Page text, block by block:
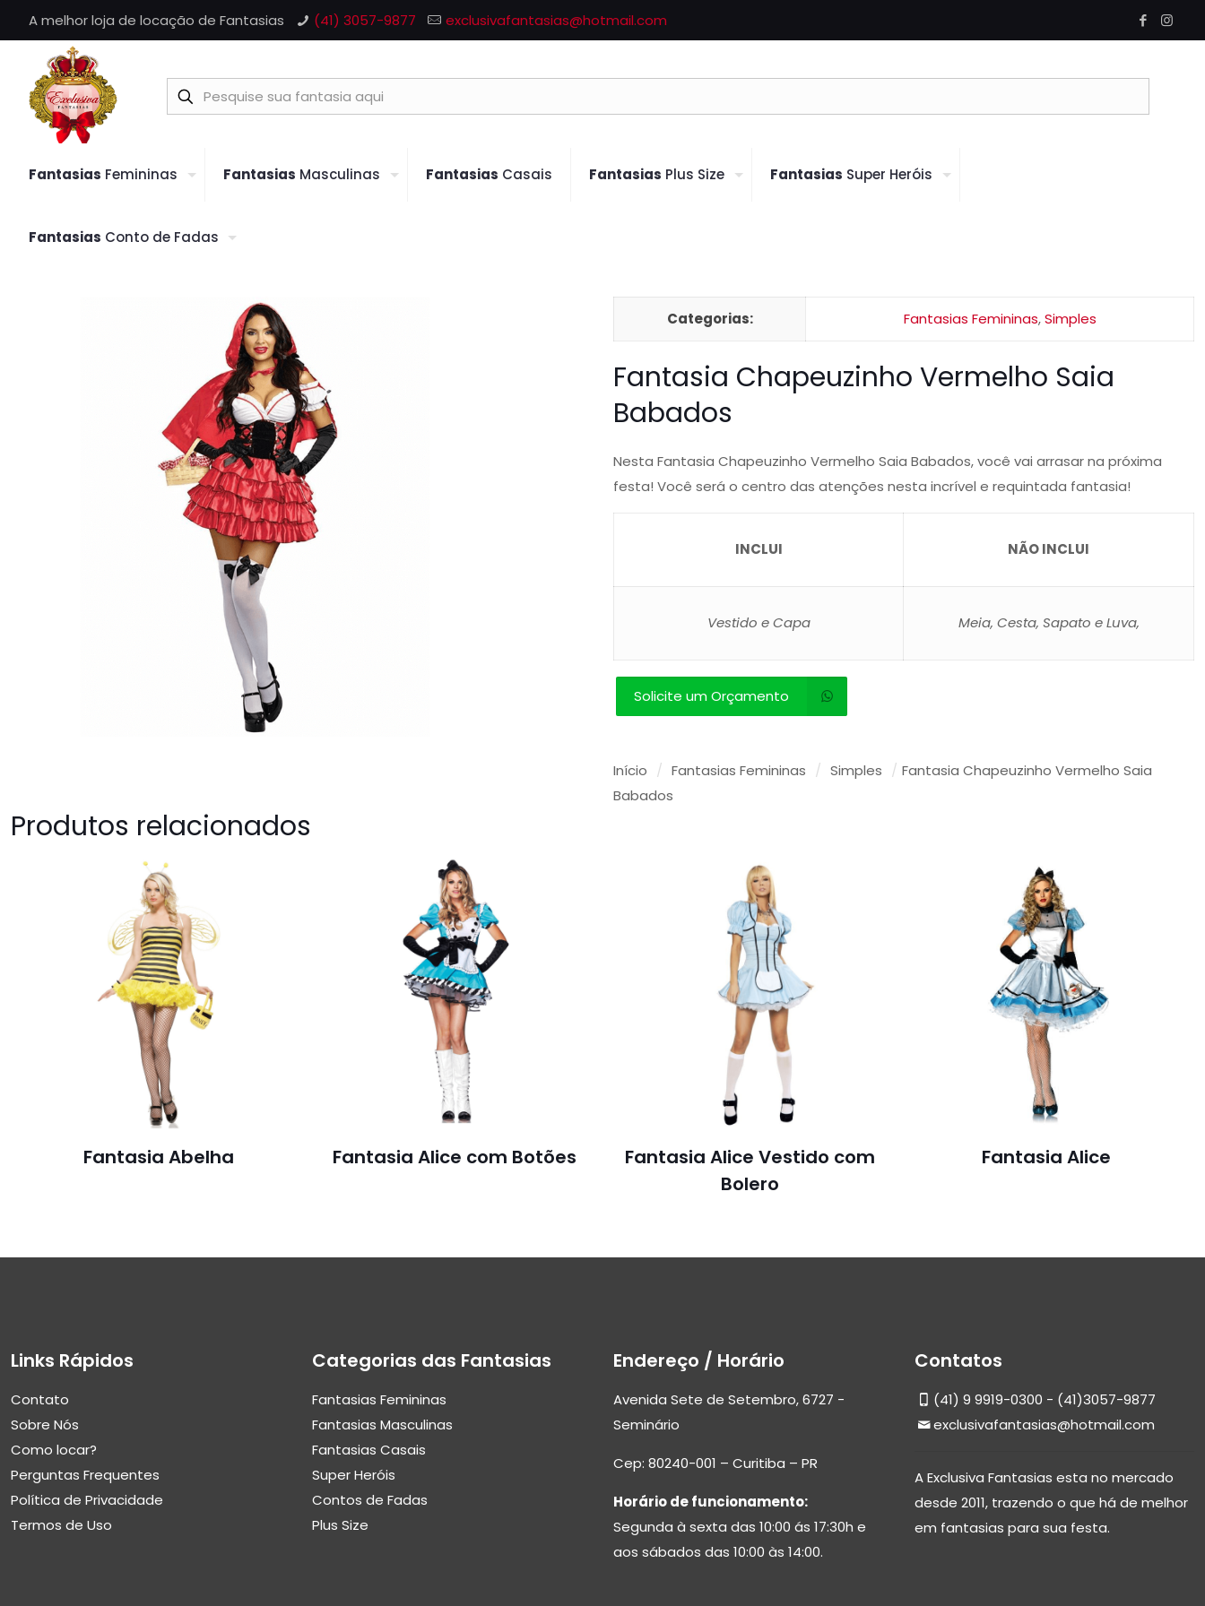
A melhor loja de locação de Fantasias (41) 3057-9877 exclusivafantasias@hotmail.com
Fantasias Femininas Fantasias Masculinas Fantasias Casais Fantasias Plus Size Fantasias Super Heróis
Fantasias Conto de Fadas
Categorias: Fantasias Femininas,Simples
Fantasia Chapeuzinho Vermelho Saia
Babados
Nesta Fantasia Chapeuzinho Vermelho Saia Babados, você vai arrasar na próxima
festa! Você será o centro das atenções nesta incrível e requintada fantasia!
INCLUI NÃO INCLUI
Vestido e Capa Meia, Cesta, Sapato e Luva,
Solicite um Orçamento
Início / Fantasias Femininas / Simples / Fantasia Chapeuzinho Vermelho Saia
Babados
Produtos relacionados
Fantasia Abelha Fantasia Alice com Botões
Fantasia Alice Vestido com
Bolero
Fantasia Alice
Links Rápidos
Contato
Sobre Nós
Como locar?
Perguntas Frequentes
Política de Privacidade
Termos de Uso
Categorias das Fantasias
Fantasias Femininas
Fantasias Masculinas
Fantasias Casais
Super Heróis
Contos de Fadas
Plus Size
Endereço / Horário
Avenida Sete de Setembro, 6727 -
Seminário
Cep: 80240-001 – Curitiba – PR
Horário de funcionamento:
Segunda à sexta das 10:00 ás 17:30h e
aos sábados das 10:00 às 14:00.
Contatos
(41) 9 9919-0300 - (41)3057-9877
exclusivafantasias@hotmail.com
A Exclusiva Fantasias esta no mercado
desde 2011, trazendo o que há de melhor
em fantasias para sua festa.